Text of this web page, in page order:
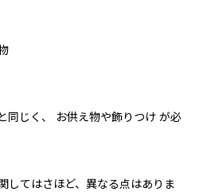
同じく、 お供え物や飾りつけ が必
してはさほど、異なる点はありま